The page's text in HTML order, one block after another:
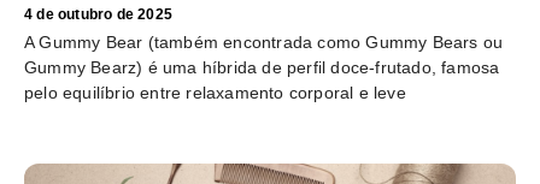
4 de outubro de 2025
A Gummy Bear (também encontrada como Gummy Bears ou
Gummy Bearz) é uma híbrida de perfil doce-frutado, famosa
pelo equilíbrio entre relaxamento corporal e leve